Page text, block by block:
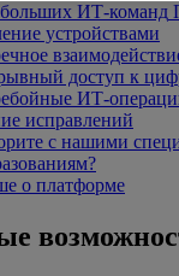
ИТ-команд
устройствами
доступ к
ИТ-
исправлений
с нашими
о платформе